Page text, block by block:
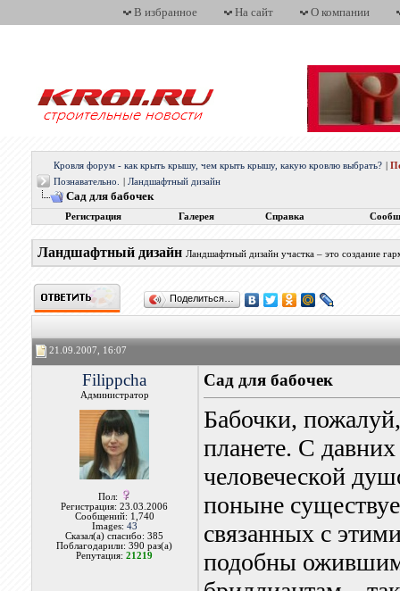
В избранное На сайт О компании
Кровля форум - как крыть крышу, чем крыть крышу, какую кровлю выбрать?
Познавательно.
Ландшафтный дизайн
Сад для бабочек
Регистрация Галерея Справка
Ландшафтный дизайн Ландшафтный дизайн участка – это создание
Поделиться…
21.09.2007, 16:07
Filippcha
Администратор
Пол:
Регистрация: 23.03.2006
Сообщений: 1,740
Images: 43
Сказал(а) спасибо: 385
Поблагодарили: 390 раз(а)
Репутация:21219
Сад для бабочек
Бабочки,
планете. С
человеческой
поныне
связанных с
подобны